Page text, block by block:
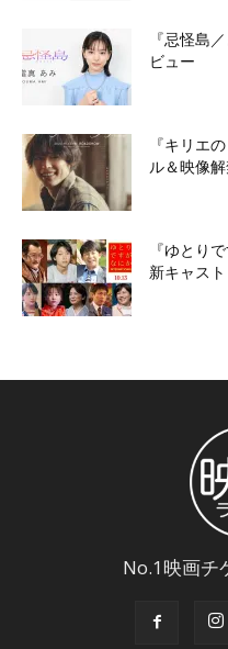
『忌怪島
ビュー
『キリエ
ル＆映像解
『ゆとり
新キャス
No.1映画チ